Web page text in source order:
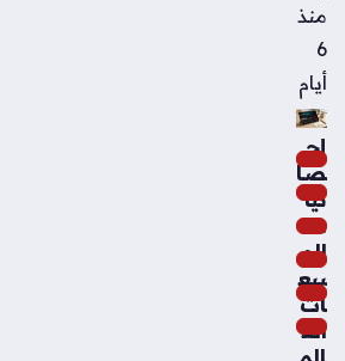
منذ
6
أيام
إح
صا
ئيا
ت
الم
بيع
ات
الع